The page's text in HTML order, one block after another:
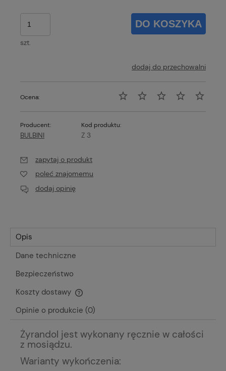
szt.
DO KOSZYKA
dodaj do przechowalni
Ocena:
Producent:
BULBINI
Kod produktu:
Z 3
zapytaj o produkt
poleć znajomemu
dodaj opinię
Opis
Dane techniczne
Bezpieczeństwo
Koszty dostawy
Cena nie zawiera ewentualnych kosztów płatności
Opinie o produkcie (0)
Żyrandol jest wykonany ręcznie w całości
z mosiądzu.
Warianty wykończenia: